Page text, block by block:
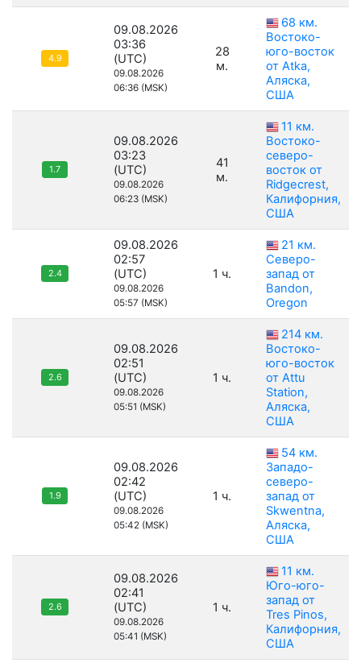
4.9
09.08.2026
03:36
(UTC)
09.08.2026
06:36 (MSK)
28
м.
68 км.
Востоко-
юго-восток
от Atka,
Аляска,
США
1.7
09.08.2026
03:23
(UTC)
09.08.2026
06:23 (MSK)
41
м.
11 км.
Востоко-
северо-
восток от
Ridgecrest,
Калифорния,
США
2.4
09.08.2026
02:57
(UTC)
09.08.2026
05:57 (MSK)
1 ч.
21 км.
Северо-
запад от
Bandon,
Oregon
2.6
09.08.2026
02:51
(UTC)
09.08.2026
05:51 (MSK)
1 ч.
214 км.
Востоко-
юго-восток
от Attu
Station,
Аляска,
США
1.9
09.08.2026
02:42
(UTC)
09.08.2026
05:42 (MSK)
1 ч.
54 км.
Западо-
северо-
запад от
Skwentna,
Аляска,
США
2.6
09.08.2026
02:41
(UTC)
09.08.2026
05:41 (MSK)
1 ч.
11 км.
Юго-юго-
запад от
Tres Pinos,
Калифорния,
США